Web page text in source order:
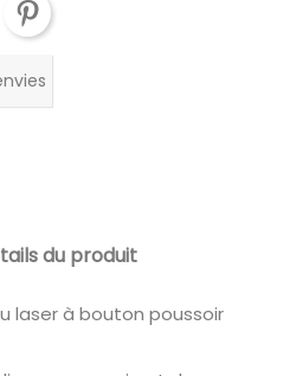
du produit
laser à bouton poussoir